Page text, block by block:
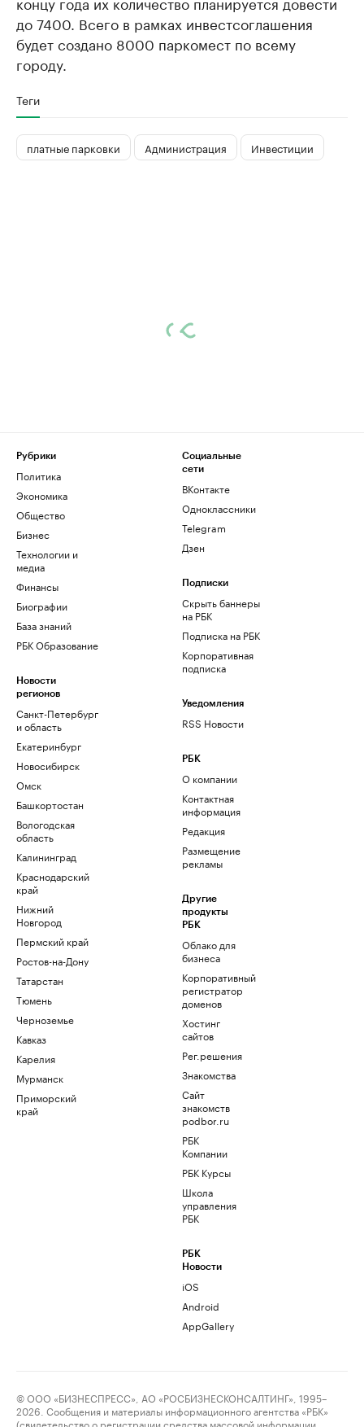
до 7400. Всего в рамках инвестсоглашения
будет создано 8000 паркомест по всему
городу.
Теги
платные парковки Администрация Инвестиции
Рубрики
Политика
Экономика
Общество
Бизнес
Технологии и
медиа
Финансы
Биографии
База знаний
РБК Образование
Новости
регионов
Санкт-Петербург
и область
Екатеринбург
Новосибирск
Омск
Башкортостан
Вологодская
область
Калининград
Краснодарский
край
Нижний
Новгород
Пермский край
Ростов-на-Дону
Татарстан
Тюмень
Черноземье
Кавказ
Карелия
Мурманск
Приморский
край
Социальные
сети
ВКонтакте
Одноклассники
Telegram
Дзен
Подписки
Скрыть баннеры
на РБК
Подписка на РБК
Корпоративная
подписка
Уведомления
RSS Новости
РБК
О компании
Контактная
информация
Редакция
Размещение
рекламы
Другие
продукты
РБК
Облако для
бизнеса
Корпоративный
регистратор
доменов
Хостинг
сайтов
Рег.решения
Знакомства
Сайт
знакомств
podbor.ru
РБК
Компании
РБК Курсы
Школа
управления
РБК
РБК
Новости
iOS
Android
AppGallery
© ООО «БИЗНЕСПРЕСС», АО «РОСБИЗНЕСКОНСАЛТИНГ», 1995–
2026. Сообщения и материалы информационного агентства «РБК»
(свидетельство о регистрации средства массовой информации